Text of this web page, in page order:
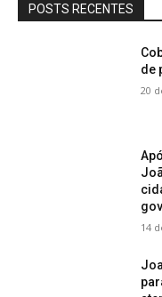
POSTS RECENTES
de
20
14